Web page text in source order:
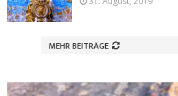
MEHR BEITRÄGE